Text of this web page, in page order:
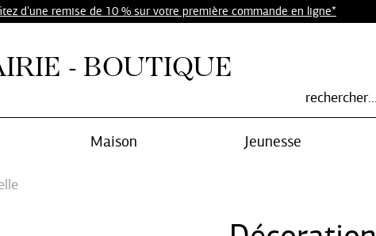
d'une remise de 10 % sur votre première commande en ligne*
- BOUTIQUE
Maison Jeunesse